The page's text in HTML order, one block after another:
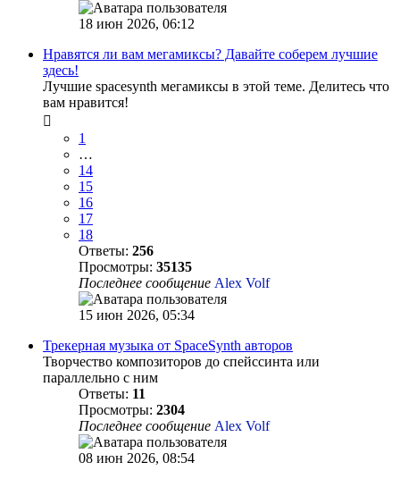
18 июн 2026, 06:12
Нравятся ли вам мегамиксы? Давайте соберем лучшие
здесь!
Лучшие spacesynth мегамиксы в этой теме. Делитесь что
вам нравится!
1
…
14
15
16
17
18
Ответы: 256
Просмотры: 35135
Последнее сообщение Alex Volf
15 июн 2026, 05:34
Трекерная музыка от SpaceSynth авторов
Творчество композиторов до спейссинта или
параллельно с ним
Ответы: 11
Просмотры: 2304
Последнее сообщение Alex Volf
08 июн 2026, 08:54